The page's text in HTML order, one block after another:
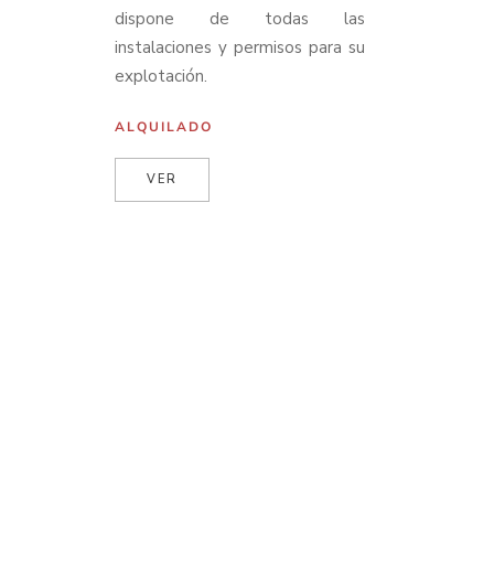
dispone de todas las
instalaciones y permisos para su
explotación.
ALQUILADO
VER